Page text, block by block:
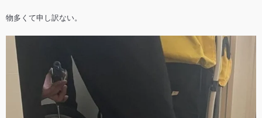
物多くて申し訳ない。